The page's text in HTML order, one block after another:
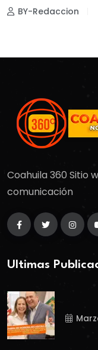
BY-Redaccion
Coahuila 360 Sitio
comunicación
Ultimas